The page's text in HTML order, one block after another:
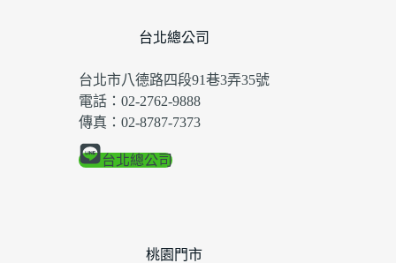
台北總公司
台北市八德路四段91巷3弄35號
電話：02-2762-9888
傳真：02-8787-7373
台北總公司
桃園門市